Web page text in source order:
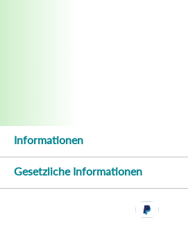
Informationen
Gesetzliche Informationen